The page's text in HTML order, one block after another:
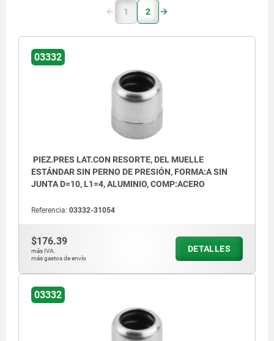
Forma A: sin junta
Forma B: con junta
1 2
03332
PIEZ.PRES LAT.CON RESORTE, DEL MUELLE
ESTÁNDAR SIN PERNO DE PRESIÓN, FORMA:A SIN
JUNTA D=10, L1=4, ALUMINIO, COMP:ACERO
Referencia: 03332-31054
$176.39
más IVA.
más gastos de envío
DETALLES
03332